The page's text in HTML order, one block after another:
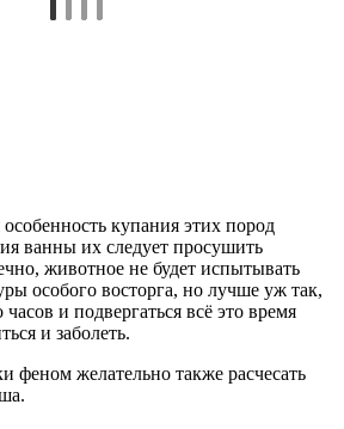
купания этих пород
ванны их следует просушить
животное не будет испытывать
особого восторга, но лучше уж так,
и подвергаться всё это время
и заболеть.
феном желательно также расчесать